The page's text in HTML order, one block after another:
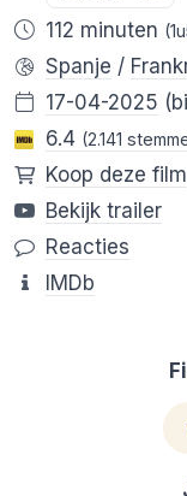
112 minuten
Spanje /
17-04-2025
6.4 (2.141
Koop deze film
Bekijk trailer
Reacties
IMDb